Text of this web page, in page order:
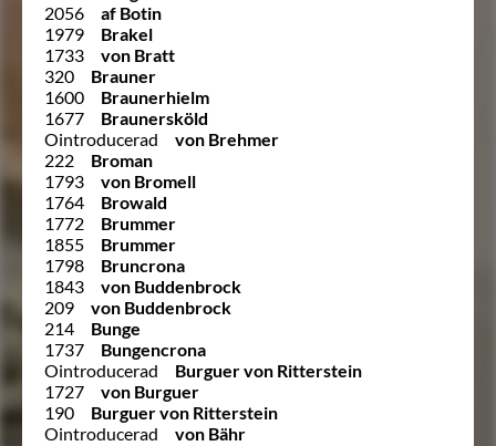
2056
af Botin
1979
Brakel
1733
von Bratt
320
Brauner
1600
Braunerhielm
1677
Braunersköld
Ointroducerad
von Brehmer
222
Broman
1793
von Bromell
1764
Browald
1772
Brummer
1855
Brummer
1798
Bruncrona
1843
von Buddenbrock
209
von Buddenbrock
214
Bunge
1737
Bungencrona
Ointroducerad
Burguer von Ritterstein
1727
von Burguer
190
Burguer von Ritterstein
Ointroducerad
von Bähr